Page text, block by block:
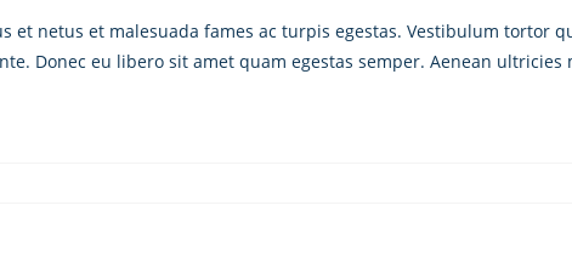
et netus et malesuada fames ac turpis egestas. Vestibulum tortor
Donec eu libero sit amet quam egestas semper. Aenean ultricies